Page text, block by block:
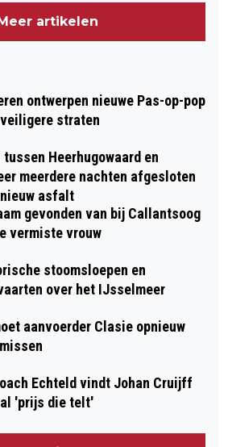
Meer artikelen
ontwerpen nieuwe Pas-op-pop
straten
tussen Heerhugowaard en
meerdere nachten afgesloten
asfalt
gevonden van bij Callantsoog
vermiste vrouw
stoomsloepen en
over het IJsselmeer
aanvoerder Clasie opnieuw
Echteld vindt Johan Cruijff
'prijs die telt'